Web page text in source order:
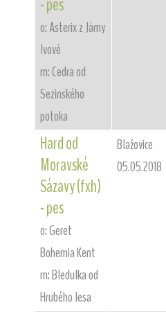
- pes
o: Asterix z Jámy
lvové
m: Cedra od
Sezinského
potoka
Hard od
Moravské
Sázavy (fxh)
- pes
o: Geret
Bohemia Kent
m: Bledulka od
Hrubého lesa
Blažovice
05.05.2018